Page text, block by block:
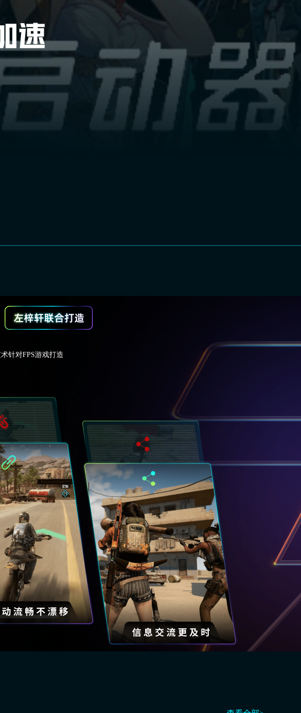
针对FPS游戏打造